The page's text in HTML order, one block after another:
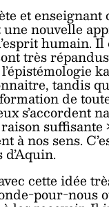
et
nouvelle
humain.
très
tandis
de
s’accordent
suffisante
à nos sens.
cette idée
pour-nous